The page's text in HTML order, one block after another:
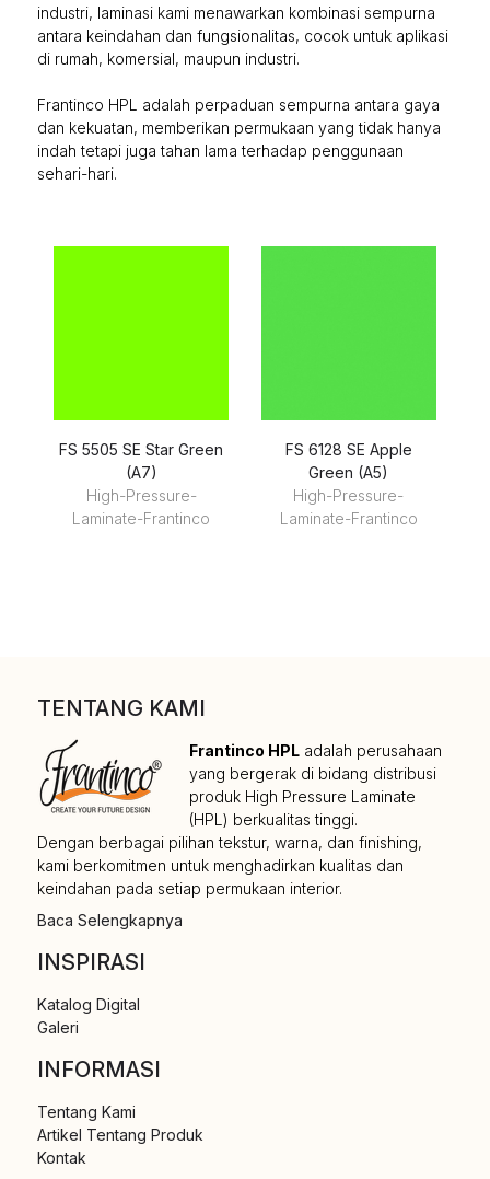
industri, laminasi kami menawarkan kombinasi sempurna
antara keindahan dan fungsionalitas, cocok untuk aplikasi
di rumah, komersial, maupun industri.
Frantinco HPL adalah perpaduan sempurna antara gaya
dan kekuatan, memberikan permukaan yang tidak hanya
indah tetapi juga tahan lama terhadap penggunaan
sehari-hari.
FS 5505 SE Star Green
(A7)
High-Pressure-
Laminate-Frantinco
FS 6128 SE Apple
Green (A5)
High-Pressure-
Laminate-Frantinco
TENTANG KAMI
Frantinco HPL adalah perusahaan
yang bergerak di bidang distribusi
produk High Pressure Laminate
(HPL) berkualitas tinggi.
Dengan berbagai pilihan tekstur, warna, dan finishing,
kami berkomitmen untuk menghadirkan kualitas dan
keindahan pada setiap permukaan interior.
Baca Selengkapnya
INSPIRASI
Katalog Digital
Galeri
INFORMASI
Tentang Kami
Artikel Tentang Produk
Kontak